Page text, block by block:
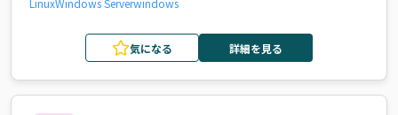
LinuxWindows Serverwindows
気になる 詳細を見る